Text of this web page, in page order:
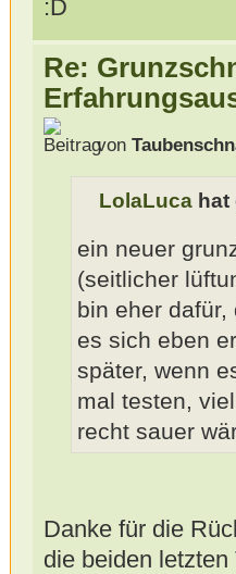
Re:
von
LolaLucahat
ein neuer
(seitlicher
bin eher
es sich eben
später, wenn
mal testen,
recht sauer
Danke für die
die beiden